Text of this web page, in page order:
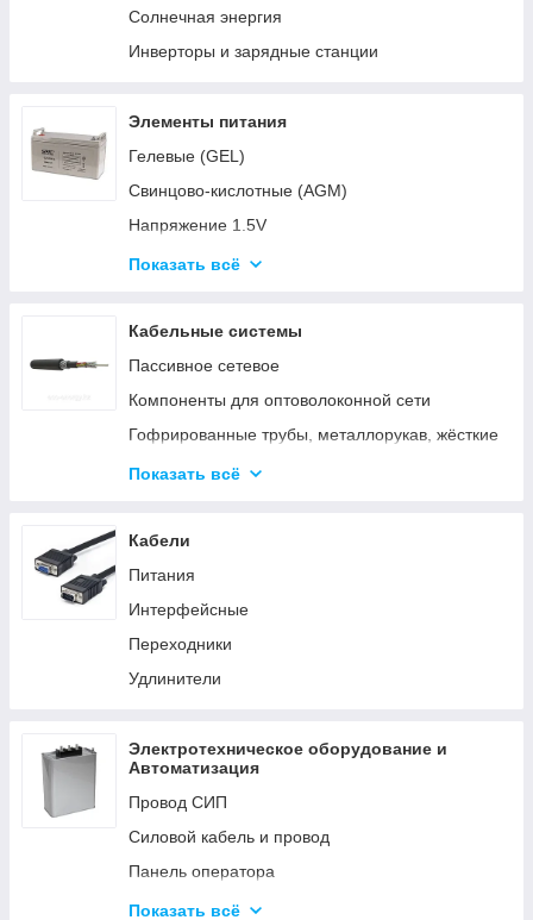
Солнечная энергия
Инверторы и зарядные станции
Элементы питания
Гелевые (GEL)
Свинцово-кислотные (AGM)
Напряжение 1.5V
Напряжение 3V
Напряжение 6V-9V
Напряжение 12V
Аксессуары для элементов питания
Показать всё
Кабельные системы
Пассивное сетевое
Компоненты для оптоволоконной сети
Гофрированные трубы, металлорукав, жёсткие
Показать всё
Кабели
Питания
Интерфейсные
Переходники
Удлинители
Электротехническое оборудование и
Автоматизация
Провод СИП
Силовой кабель и провод
Панель оператора
Системы молниезащиты и заземления
Показать всё